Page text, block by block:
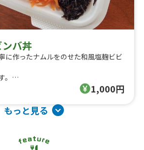
バ丼
に作ったナムルをのせた和風塩麹ビビ
ラフルで、楽しめます♪
1,000円
もっと見る